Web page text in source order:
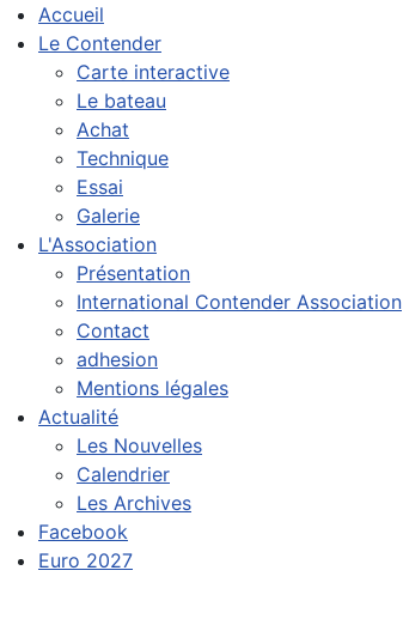
Accueil
Le Contender
Carte interactive
Le bateau
Achat
Technique
Essai
Galerie
L'Association
Présentation
International Contender Association
Contact
adhesion
Mentions légales
Actualité
Les Nouvelles
Calendrier
Les Archives
Facebook
Euro 2027